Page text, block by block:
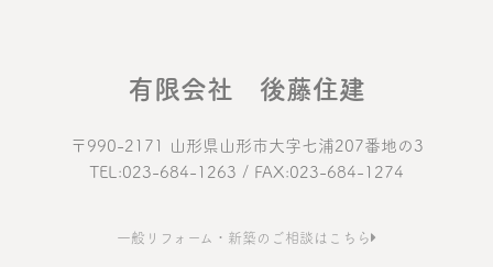
有限会社 後藤住建
〒990-2171 山形県山形市大字七浦207番地の3
TEL:023-684-1263 / FAX:023-684-1274
一般リフォーム・新築のご相談はこちら